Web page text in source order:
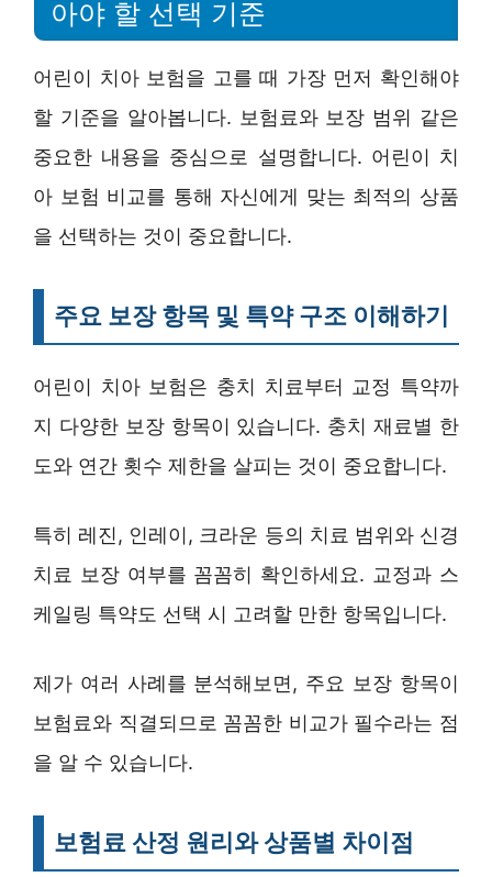
아야 할 선택 기준
어린이 치아 보험을 고를 때 가장 먼저 확인해야
할 기준을 알아봅니다. 보험료와 보장 범위 같은
중요한 내용을 중심으로 설명합니다. 어린이 치
아 보험 비교를 통해 자신에게 맞는 최적의 상품
을 선택하는 것이 중요합니다.
주요 보장 항목 및 특약 구조 이해하기
어린이 치아 보험은 충치 치료부터 교정 특약까
지 다양한 보장 항목이 있습니다. 충치 재료별 한
도와 연간 횟수 제한을 살피는 것이 중요합니다.
특히 레진, 인레이, 크라운 등의 치료 범위와 신경
치료 보장 여부를 꼼꼼히 확인하세요. 교정과 스
케일링 특약도 선택 시 고려할 만한 항목입니다.
제가 여러 사례를 분석해보면, 주요 보장 항목이
보험료와 직결되므로 꼼꼼한 비교가 필수라는 점
을 알 수 있습니다.
보험료 산정 원리와 상품별 차이점